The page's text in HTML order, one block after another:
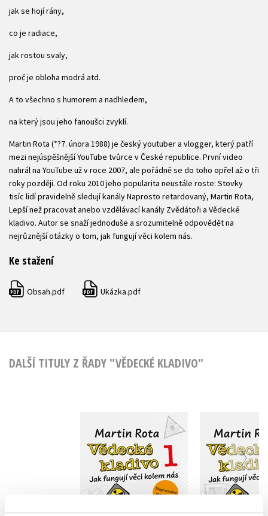
jak se hojí rány,
co je radiace,
jak rostou svaly,
proč je obloha modrá atd.
A to všechno s humorem a nadhledem,
na který jsou jeho fanoušci zvyklí.
Martin Rota (*?7. února 1988) je český youtuber a vlogger, který patří
mezi nejúspěšnější YouTube tvůrce v České republice. První video
nahrál na YouTube už v roce 2007, ale pořádně se do toho opřel až o tři
roky později. Od roku 2010 jeho popularita neustále roste: Stovky
tisíc lidí pravidelně sledují kanály Naprosto retardovaný, Martin Rota,
Lepší než pracovat anebo vzdělávací kanály Zvědátoři a Vědecké
kladivo. Autor se snaží jednoduše a srozumitelně odpovědět na
nejrůznější otázky o tom, jak fungují věci kolem nás.
Ke stažení
PDF Obsah.pdf PDF Ukázka.pdf
DALŠÍ TITULY Z ŘADY "VĚDECKÉ KLADIVO"
Vědecké kladivo
Martin Rota
Vědecké
Martin